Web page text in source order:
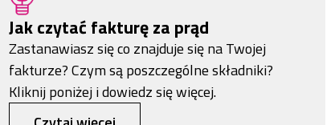
Jak czytać fakturę za prąd
Zastanawiasz się co znajduje się na Twojej
fakturze? Czym są poszczególne składniki?
Kliknij poniżej i dowiedz się więcej.